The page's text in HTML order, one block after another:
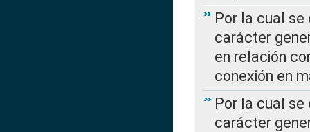
Por la cual
carácter
en relación
conexión en
Por la cual
carácter